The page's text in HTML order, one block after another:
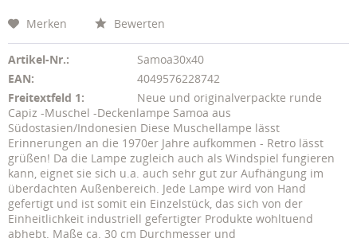
Merken Bewerten
Artikel-Nr.:
Samoa30x40
EAN:
4049576228742
Freitextfeld 1:
Neue und originalverpackte runde
Capiz -Muschel -Deckenlampe Samoa aus
Südostasien/Indonesien Diese Muschellampe lässt
Erinnerungen an die 1970er Jahre aufkommen - Retro lässt
grüßen! Da die Lampe zugleich auch als Windspiel fungieren
kann, eignet sie sich u.a. auch sehr gut zur Aufhängung im
überdachten Außenbereich. Jede Lampe wird von Hand
gefertigt und ist somit ein Einzelstück, das sich von der
Einheitlichkeit industriell gefertigter Produkte wohltuend
abhebt. Maße ca. 30 cm Durchmesser und